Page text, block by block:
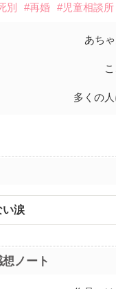
別 #再婚 #児童相談所
あち
多くの
い涙
ノート